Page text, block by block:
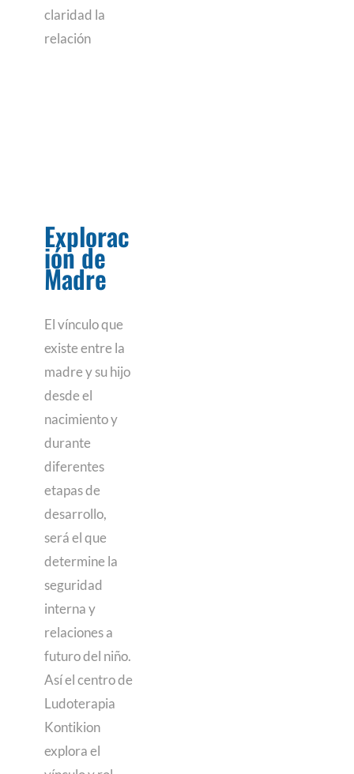
claridad la
relación
Explorac
ión de
Madre
El vínculo que
existe entre la
madre y su hijo
desde el
nacimiento y
durante
diferentes
etapas de
desarrollo,
será el que
determine la
seguridad
interna y
relaciones a
futuro del niño.
Así el centro de
Ludoterapia
Kontikion
explora el